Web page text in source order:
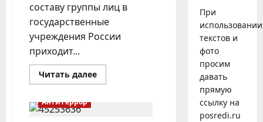
составу группы лиц в
государственные
учреждения России
приходит...
Читать далееПрочитать
больше
Антитеррор
При
использовании
текстов и
фото
просим
давать
прямую
ссылку на
posredi.ru